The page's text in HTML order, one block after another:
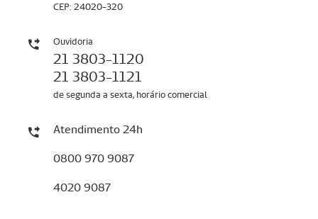
CEP: 24020-320
Ouvidoria
21 3803-1120
21 3803-1121
de segunda a sexta, horário comercial
Atendimento 24h
0800 970 9087
4020 9087